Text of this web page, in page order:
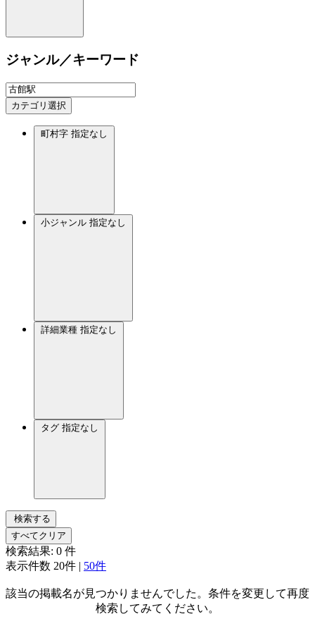
ジャンル／キーワード
カテゴリ選択
町村字 指定なし
小ジャンル 指定なし
詳細業種 指定なし
タグ 指定なし
検索する
すべてクリア
検索結果: 0 件
表示件数 20件 | 50件
該当の掲載名が見つかりませんでした。条件を変更して再度
検索してみてください。